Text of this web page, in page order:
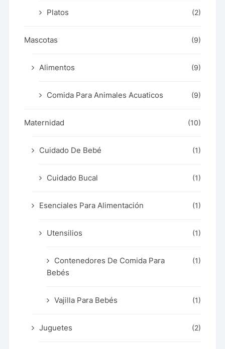
Platos (2)
Mascotas (9)
Alimentos (9)
Comida Para Animales Acuaticos (9)
Maternidad (10)
Cuidado De Bebé (1)
Cuidado Bucal (1)
Esenciales Para Alimentación (1)
Utensilios (1)
Contenedores De Comida Para
Bebés
(1)
Vajilla Para Bebés (1)
Juguetes (2)